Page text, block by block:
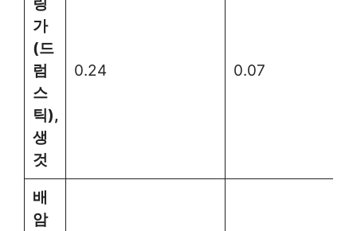
가
(드
럼
스
틱),
생
것
0.24 0.07
배
암